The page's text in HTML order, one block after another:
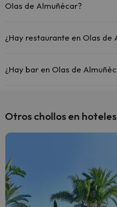
Olas de Almuñécar?
comunes.
¿Hay restaurante en Olas de
¿Hay bar en Olas de
Otros chollos en